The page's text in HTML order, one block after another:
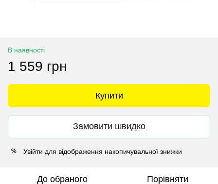
В наявності
1 559 грн
Купити
Замовити швидко
% Увійти для відображення накопичувальної знижки
До обраного Порівняти